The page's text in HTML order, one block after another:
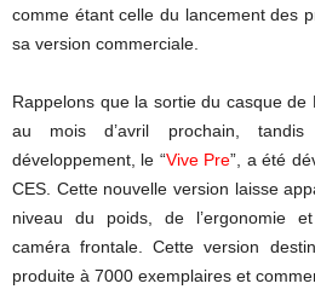
comme étant celle du lancement des
sa version commerciale.
Rappelons que la sortie du casque
au mois d’avril prochain,
développement, le “Vive Pre”, a été
CES. Cette nouvelle version laisse
niveau du poids, de l’ergonomie
caméra frontale. Cette version
produite à 7000 exemplaires et